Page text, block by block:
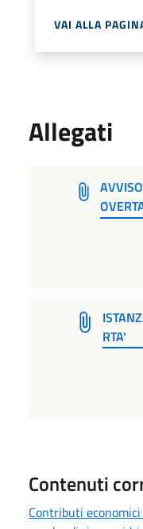
VAI ALLA
Allegati
RTA'
Contenuti
Contributi